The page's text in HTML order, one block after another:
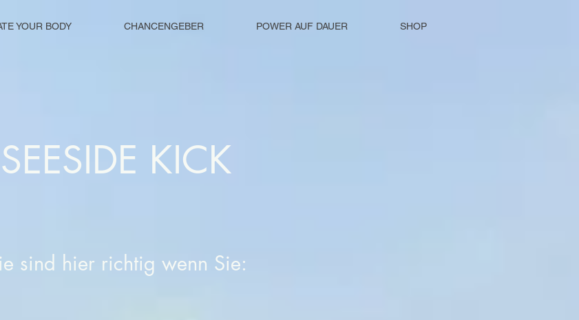
YOUR BODY CHANCENGEBER POWER AUF DAUER SHOP
SEESIDE KICK
sind hier richtig wenn Sie: